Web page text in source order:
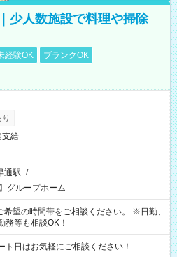
少人数施設で料理や掃除
経験OK
ブランクOK
支給
通駅 / …
グループホーム
務等も相談OK！
日はお気軽にご相談ください！